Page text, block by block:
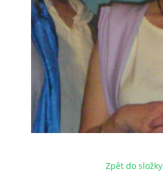
FOTOALBUM
ČLENOVÉ - SOUČASNOST
HRY DO ROKU 1973
MÍSTO PRO VAŠE VZKAZY!!
Zpět do složky